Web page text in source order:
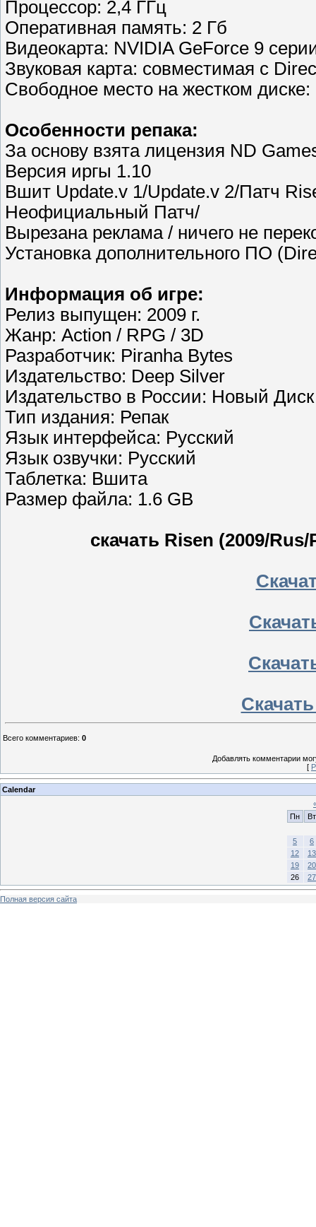
Процессор: 2,4 ГГц
Оперативная память: 2 Гб
Видеокарта: NVIDIA GeForce 9
Звуковая карта: совместимая с
Свободное место на жестком диске:
Особенности репака:
За основу взята лицензия ND
Версия иргы 1.10
Вшит Update.v 1/Update.v 2/Патч
Неофициальный Патч/
Вырезана реклама / ничего не
Установка дополнительного ПО
Информация об игре:
Релиз выпущен: 2009 г.
Жанр: Action / RPG / 3D
Разработчик: Piranha Bytes
Издательство: Deep Silver
Издательство в России: Новый Диск
Тип издания: Репак
Язык интерфейса: Русский
Язык озвучки: Русский
Таблетка: Вшита
Размер файла: 1.6 GB
скачать Risen (2009/
Всего комментариев: 0
Добавлять комментарии
[
Calendar
Пн
Вт
5
6
12
13
19
20
26
27
Полная версия сайта